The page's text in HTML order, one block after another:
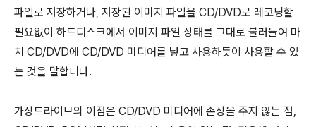
파일로 저장하거나, 저장된 이미지 파일을 CD/DVD로 레코딩할
필요없이 하드디스크에서 이미지 파일 상태를 그대로 불러들여 마
치 CD/DVD에 CD/DVD 미디어를 넣고 사용하듯이 사용할 수 있
는 것을 말합니다.
가상드라이브의 이점은 CD/DVD 미디어에 손상을 주지 않는 점,